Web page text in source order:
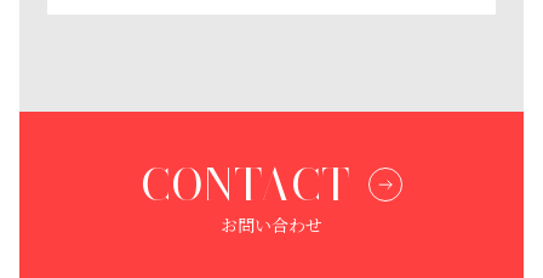
CONTACT
お問い合わせ